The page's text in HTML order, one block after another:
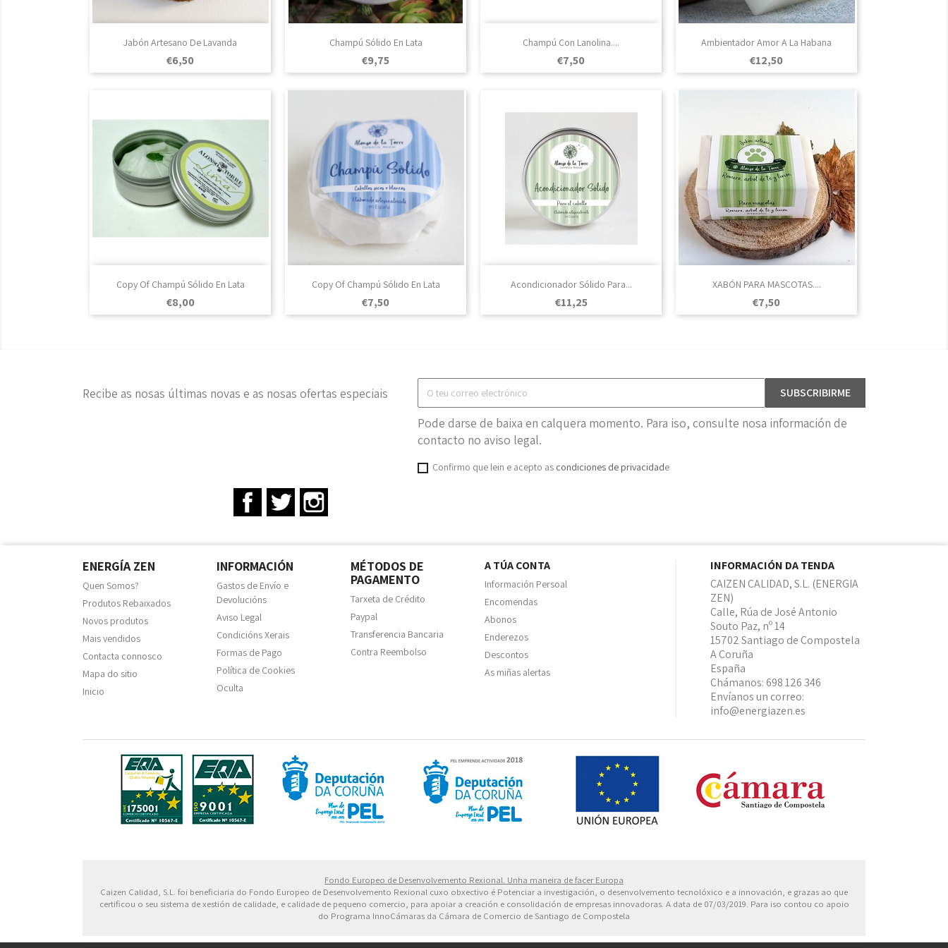
Jabón Artesano De Lavanda
Prezo
€6,50
Vista rápida Champú Sólido En Lata
Prezo
€9,75
Vista rápida Champú Con Lanolina....
Prezo
€7,50
Vista rápida Ambientador Amor A La Habana
Prezo
€12,50
Vista rápida
Copy Of Champú Sólido En Lata
Prezo
€8,00
Vista rápida Copy Of Champú Sólido En Lata
Prezo
€7,50
Vista rápida Acondicionador Sólido Para...
Prezo
€11,25
Vista rápida XABÓN PARA MASCOTAS....
Prezo
€7,50
Vista rápida
Recibe as nosas últimas novas e as nosas ofertas especiais
Pode darse de baixa en calquera momento. Para iso, consulte nosa información de
contacto no aviso legal.
Confirmo que lein e acepto as condiciones de privacidade
FacebookTwitter
ENERGÍA ZEN
Quen Somos?
Produtos Rebaixados
Novos produtos
Mais vendidos
Contacta connosco
Mapa do sitio
Inicio
INFORMACIÓN
Gastos de Envío e
Devolucións
Aviso Legal
Condicións Xerais
Formas de Pago
Política de Cookies
Oculta
MÉTODOS DE
PAGAMENTO
Tarxeta de Crédito
Paypal
Transferencia Bancaria
Contra Reembolso
A TÚA CONTA
Información Persoal
Encomendas
Abonos
Enderezos
Descontos
As miñas alertas
INFORMACIÓN DA TENDA
CAIZEN CALIDAD, S.L. (ENERGIA
ZEN)
Calle, Rúa de José Antonio
Souto Paz, nº 14
15702 Santiago de Compostela
A Coruña
España
Chámanos: 698 126 346
Envíanos un correo:
info@energiazen.es
Fondo Europeo de Desenvolvemento Rexional. Unha maneira de facer Europa
Caizen Calidad, S.L. foi beneficiaria do Fondo Europeo de Desenvolvemento Rexional cuxo obxectivo é Potenciar a investigación, o desenvolvemento tecnolóxico e a innovación, e grazas ao que
certificou o seu sistema de xestión de calidade, e calidade de pequeno comercio, para apoiar a creación e consolidación de empresas innovadoras. A data de 07/03/2019. Para iso contou co apoio
do Programa InnoCámaras da Cámara de Comercio de Santiago de Compostela